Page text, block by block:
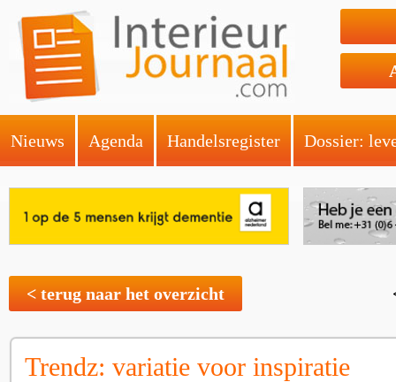
Nieuws Agenda Handelsregister Dossier:
< terug naar het overzicht
Trendz: variatie voor inspiratie